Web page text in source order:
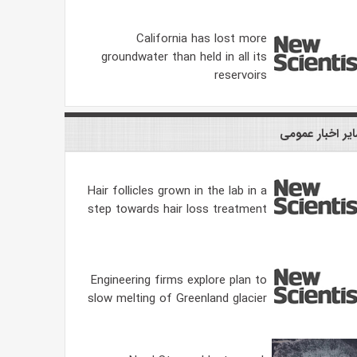
California has lost more
groundwater than held in all its
reservoirs
اخبار عمومی
Hair follicles grown in the lab in a
step towards hair loss treatment
Engineering firms explore plan to
slow melting of Greenland glacier